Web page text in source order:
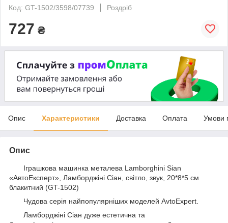
Код: GT-1502/3598/07739
Роздріб
727 ₴
Опис Характеристики Доставка Оплата Умови
Опис
Іграшкова машинка металева Lamborghini Sian
«АвтоЕксперт», Ламборджіні Сіан, світло, звук, 20*8*5 см
блакитний (GT-1502)
Чудова серія найпопулярніших моделей AvtoExpert.
Ламборджіні Сіан дуже естетична та